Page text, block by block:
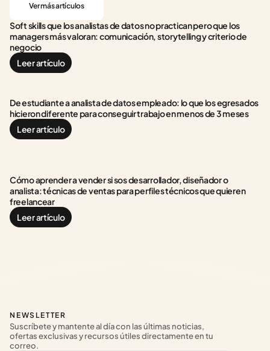
Ver más artículos
Soft skills que los analistas de datos no practican pero que los
managers más valoran: comunicación, storytelling y criterio de
negocio
Leer artículo
De estudiante a analista de datos empleado: lo que los egresados
hicieron diferente para conseguir trabajo en menos de 3 meses
Leer artículo
Cómo aprender a vender si sos desarrollador, diseñador o
analista: técnicas de ventas para perfiles técnicos que quieren
freelancear
Leer artículo
NEWSLETTER
Suscríbete y mantente al día con las últimas noticias,
ofertas exclusivas y recursos útiles directamente en tu
correo.